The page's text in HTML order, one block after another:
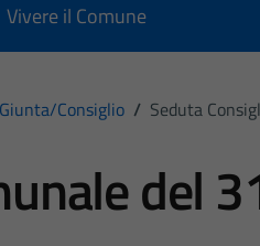
Vivere il Comune
consiglio / Seduta
del